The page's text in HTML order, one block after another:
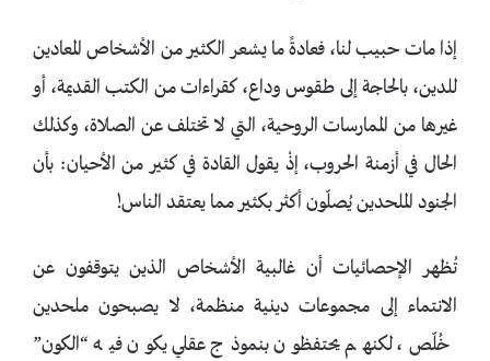
إذا مات حبيب لنا، فعادةً ما يشعر الكثير من الأشخاص المعادين
للدين، بالحاجة إلى طقوس وداع، كقراءات من الكتب القديمة، أو
غيرها من الممارسات الروحية، التي لا تختلف عن الصلاة، وكذلك
الحال في أزمنة الحروب، إذْ يقول القادة في كثير من الأحيان: بأن
الجنود الملحدين يُصلّون أكثر بكثير مما يعتقد الناس!
تُظهر الإحصائيات أن غالبية الأشخاص الذين يتوقفون عن
الانتماء إلى مجموعات دينية منظمة، لا يصبحون ملحدين
خُلّص، لكنهم يحتفظون بنموذج عقلي يكون فيه “الكون”